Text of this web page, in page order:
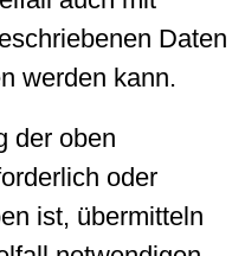
Daten
werden kann.
der oben
oder
ist, übermitteln